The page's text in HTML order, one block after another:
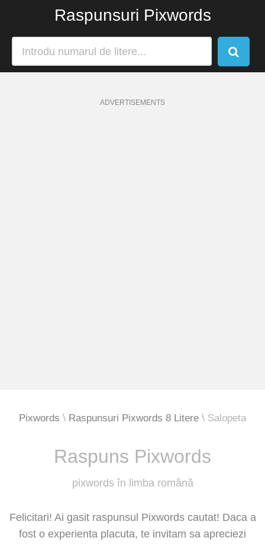
Raspunsuri Pixwords
ADVERTISEMENTS
Pixwords Raspunsuri Pixwords 8 Litere Salopeta
Raspuns Pixwords
pixwords în limba română
Felicitari! Ai gasit raspunsul Pixwords cautat! Daca a
fost o experienta placuta, te invitam sa apreciezi